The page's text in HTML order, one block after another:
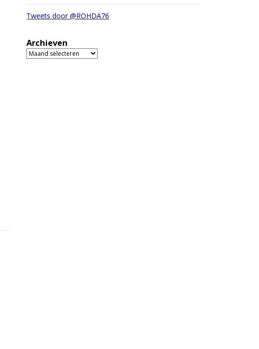
Tweets door @ROHDA76
Archieven
Archieven